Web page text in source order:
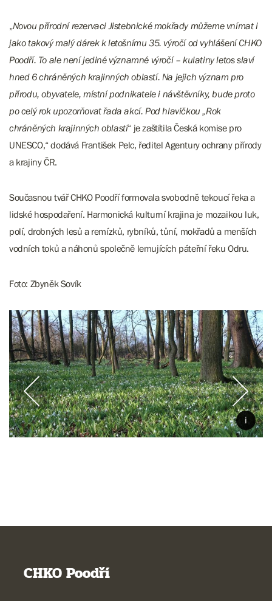
„Novou přírodní rezervaci Jistebnické mokřady můžeme vnímat i
jako takový malý dárek k letošnímu 35. výročí od vyhlášení CHKO
Poodří. To ale není jediné významné výročí – kulatiny letos slaví
hned 6 chráněných krajinných oblastí. Na jejich význam pro
přírodu, obyvatele, místní podnikatele i návštěvníky, bude proto
po celý rok upozorňovat řada akcí. Pod hlavičkou „Rok
chráněných krajinných oblastí“ je zaštítila Česká komise pro
UNESCO,“ dodává František Pelc, ředitel Agentury ochrany přírody
a krajiny ČR.
Současnou tvář CHKO Poodří formovala svobodně tekoucí řeka a
lidské hospodaření. Harmonická kulturní krajina je mozaikou luk,
polí, drobných lesů a remízků, rybníků, tůní, mokřadů a menších
vodních toků a náhonů společně lemujících páteřní řeku Odru.
Foto: Zbyněk Sovík
CHKO Poodří